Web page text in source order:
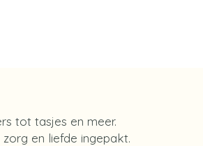
tot tasjes en meer.
en liefde ingepakt.